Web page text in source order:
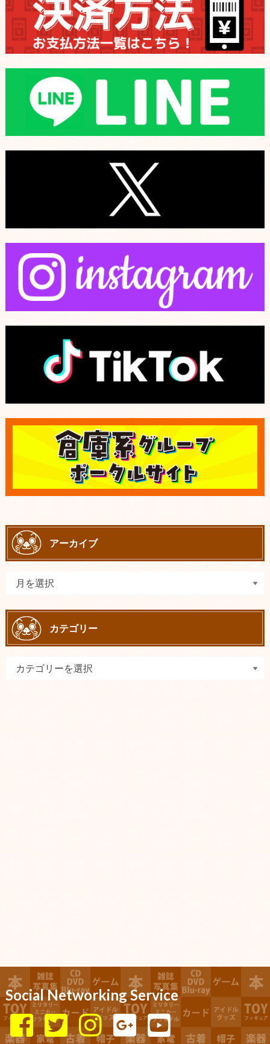
アーカイブ
カテゴリー
Social Networking Service